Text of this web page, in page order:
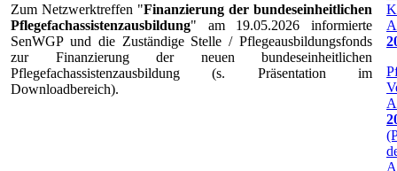
Zum Netzwerktreffen "Finanzierung der bundeseinheitlichen
Pflegefachassistenzausbildung" am 19.05.2026 informierte
SenWGP und die Zuständige Stelle / Pflegeausbildungsfonds
zur Finanzierung der neuen bundeseinheitlichen
Pflegefachassistenzausbildung (s. Präsentation im
Downloadbereich).